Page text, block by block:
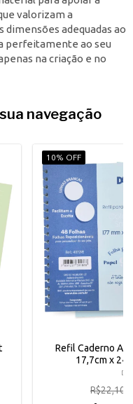
valorizam a
dimensões adequadas ao
perfeitamente ao seu
na criação e no
navegação
10% OFF
Refil Caderno
17,7cm x
R$22,10